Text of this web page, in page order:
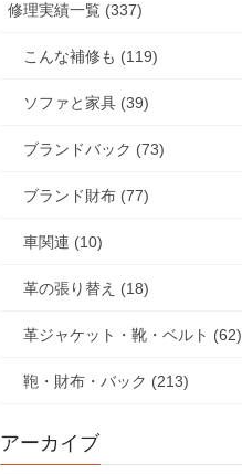
修理実績一覧 (337)
こんな補修も (119)
ソファと家具 (39)
ブランドバック (73)
ブランド財布 (77)
車関連 (10)
革の張り替え (18)
革ジャケット・靴・ベルト (62)
鞄・財布・バック (213)
アーカイブ